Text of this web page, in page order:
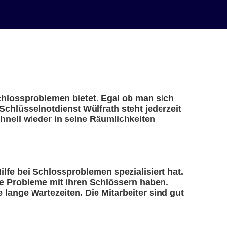
bietet. Egal ob man sich
Wülfrath steht jederzeit
wieder in seine Räumlichkeiten
bei Schlossproblemen spezialisiert hat.
Probleme mit ihren Schlössern haben.
Wartezeiten. Die Mitarbeiter sind gut